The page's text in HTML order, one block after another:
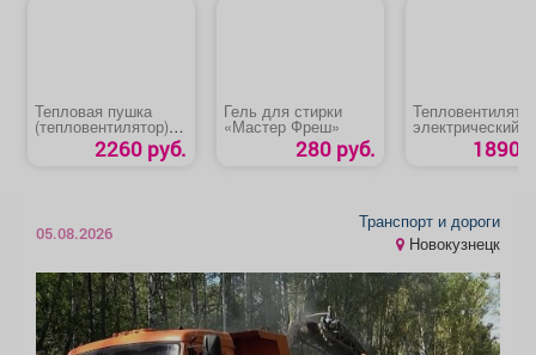
Тепловая пушка
(тепловентилятор)
«Denzel DHC 2-100»
2260 руб.
Гель для стирки
«Мастер Фреш»
280 руб.
электрический
керамический
1890
05.08.2026
Транспорт и дороги
Новокузнецк